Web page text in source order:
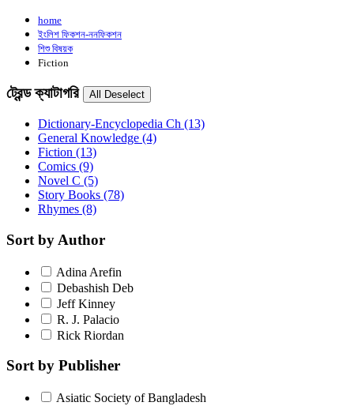
home
ইংলিশ ফিকশন-ননফিকশন
শিশু বিষয়ক
Fiction
ট্রেন্ড ক্যাটাগরি
Dictionary-Encyclopedia Ch (13)
General Knowledge (4)
Fiction (13)
Comics (9)
Novel C (5)
Story Books (78)
Rhymes (8)
Sort by Author
Adina Arefin
Debashish Deb
Jeff Kinney
R. J. Palacio
Rick Riordan
Sort by Publisher
Asiatic Society of Bangladesh